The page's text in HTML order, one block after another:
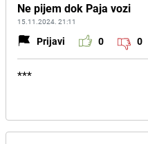
Ne pijem dok Paja vozi
15.11.2024. 21:11
Prijavi 0 0
***